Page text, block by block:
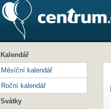
Kalendář
Měsíční kalendář
Roční kalendář
Svátky